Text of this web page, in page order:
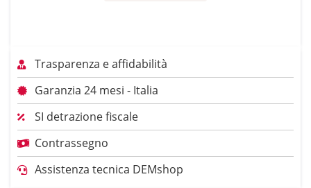
Trasparenza e affidabilità
Garanzia 24 mesi - Italia
SI detrazione fiscale
Contrassegno
Assistenza tecnica DEMshop